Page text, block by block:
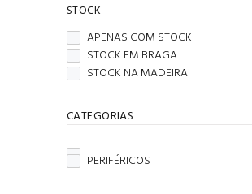
STOCK
APENAS COM STOCK
STOCK EM BRAGA
STOCK NA MADEIRA
CATEGORIAS
PERIFÉRICOS